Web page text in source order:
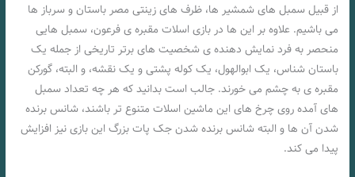
از قبیل سمبل های شمشیر ها، ظرف های زینتی مصر باستان و سرباز ها
می باشیم. علاوه بر این ها در بازی اسلات مقبره ی فرعون، سمبل هایی
منحصر به فرد نمایش دهنده ی شخصیت های برتر تاریخی از جمله یک
باستان شناس، یک ابوالهول، یک کوله پشتی و یک نقشه، و البته، گورکن
مقبره ی به چشم می خورند. جالب است بدانید که هر چه تعداد سمبل
های آمده روی چرخ های این ماشین اسلات متنوع تر باشند، شانس برنده
شدن آن ها و البته شانس برنده شدن جک پات بزرگ این بازی نیز افزایش
پیدا می کند.